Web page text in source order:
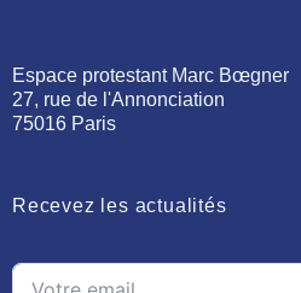
Espace protestant Marc Bœgner
27, rue de l'Annonciation
75016 Paris
Recevez les actualités